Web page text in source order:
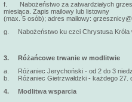
f. Nabożeństwo za zatwardziałych
miesiąca. Zapis mailowy lub listowny
(max. 5 osób); adres mailowy:
g. Nabożeństwo ku czci Chrystusa Króla
3.
Różańcowe trwanie w modlitwie
a. Różaniec Jerychoński - od 2 do 3
b. Różaniec Gietrzwałdzki - każdego 27.
4.
Modlitwa wsparcia